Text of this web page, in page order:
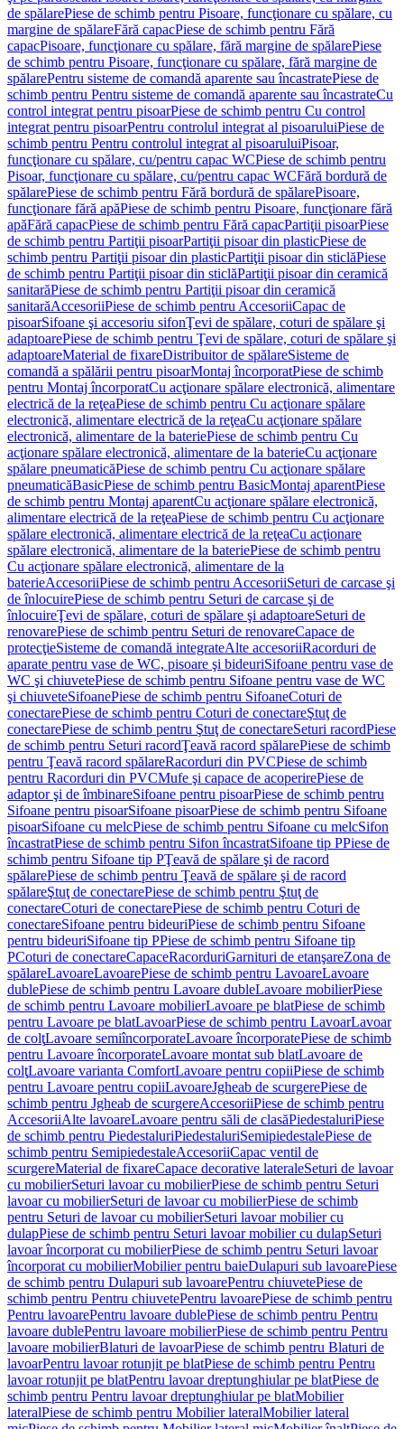
de spălarePiese de schimb pentru Pisoare, funcţionare cu spălare, cu
margine de spălareFără capacPiese de schimb pentru Fără
capacPisoare, funcţionare cu spălare, fără margine de spălarePiese
de schimb pentru Pisoare, funcţionare cu spălare, fără margine de
spălarePentru sisteme de comandă aparente sau încastratePiese de
schimb pentru Pentru sisteme de comandă aparente sau încastrateCu
control integrat pentru pisoarPiese de schimb pentru Cu control
integrat pentru pisoarPentru controlul integrat al pisoaruluiPiese de
schimb pentru Pentru controlul integrat al pisoaruluiPisoar,
funcţionare cu spălare, cu/pentru capac WCPiese de schimb pentru
Pisoar, funcţionare cu spălare, cu/pentru capac WCFără bordură de
spălarePiese de schimb pentru Fără bordură de spălarePisoare,
funcţionare fără apăPiese de schimb pentru Pisoare, funcţionare fără
apăFără capacPiese de schimb pentru Fără capacPartiţii pisoarPiese
de schimb pentru Partiţii pisoarPartiţii pisoar din plasticPiese de
schimb pentru Partiţii pisoar din plasticPartiţii pisoar din sticlăPiese
de schimb pentru Partiţii pisoar din sticlăPartiţii pisoar din ceramică
sanitarăPiese de schimb pentru Partiţii pisoar din ceramică
sanitarăAccesoriiPiese de schimb pentru AccesoriiCapac de
pisoarSifoane şi accesoriu sifonŢevi de spălare, coturi de spălare şi
adaptoarePiese de schimb pentru Ţevi de spălare, coturi de spălare şi
adaptoareMaterial de fixareDistribuitor de spălareSisteme de
comandă a spălării pentru pisoarMontaj încorporatPiese de schimb
pentru Montaj încorporatCu acţionare spălare electronică, alimentare
electrică de la reţeaPiese de schimb pentru Cu acţionare spălare
electronică, alimentare electrică de la reţeaCu acţionare spălare
electronică, alimentare de la bateriePiese de schimb pentru Cu
acţionare spălare electronică, alimentare de la baterieCu acţionare
spălare pneumaticăPiese de schimb pentru Cu acţionare spălare
pneumaticăBasicPiese de schimb pentru BasicMontaj aparentPiese
de schimb pentru Montaj aparentCu acţionare spălare electronică,
alimentare electrică de la reţeaPiese de schimb pentru Cu acţionare
spălare electronică, alimentare electrică de la reţeaCu acţionare
spălare electronică, alimentare de la bateriePiese de schimb pentru
Cu acţionare spălare electronică, alimentare de la
baterieAccesoriiPiese de schimb pentru AccesoriiSeturi de carcase şi
de înlocuirePiese de schimb pentru Seturi de carcase şi de
înlocuireŢevi de spălare, coturi de spălare şi adaptoareSeturi de
renovarePiese de schimb pentru Seturi de renovareCapace de
protecţieSisteme de comandă integrateAlte accesoriiRacorduri de
aparate pentru vase de WC, pisoare şi bideuriSifoane pentru vase de
WC şi chiuvetePiese de schimb pentru Sifoane pentru vase de WC
şi chiuveteSifoanePiese de schimb pentru SifoaneCoturi de
conectarePiese de schimb pentru Coturi de conectareŞtuţ de
conectarePiese de schimb pentru Ştuţ de conectareSeturi racordPiese
de schimb pentru Seturi racordŢeavă racord spălarePiese de schimb
pentru Ţeavă racord spălareRacorduri din PVCPiese de schimb
pentru Racorduri din PVCMufe şi capace de acoperirePiese de
adaptor şi de îmbinareSifoane pentru pisoarPiese de schimb pentru
Sifoane pentru pisoarSifoane pisoarPiese de schimb pentru Sifoane
pisoarSifoane cu melcPiese de schimb pentru Sifoane cu melcSifon
încastratPiese de schimb pentru Sifon încastratSifoane tip PPiese de
schimb pentru Sifoane tip PŢeavă de spălare şi de racord
spălarePiese de schimb pentru Ţeavă de spălare şi de racord
spălareŞtuţ de conectarePiese de schimb pentru Ştuţ de
conectareCoturi de conectarePiese de schimb pentru Coturi de
conectareSifoane pentru bideuriPiese de schimb pentru Sifoane
pentru bideuriSifoane tip PPiese de schimb pentru Sifoane tip
PCoturi de conectareCapaceRacorduriGarnituri de etanşareZona de
spălareLavoareLavoarePiese de schimb pentru LavoareLavoare
dublePiese de schimb pentru Lavoare dubleLavoare mobilierPiese
de schimb pentru Lavoare mobilierLavoare pe blatPiese de schimb
pentru Lavoare pe blatLavoarPiese de schimb pentru LavoarLavoar
de colţLavoare semiîncorporateLavoare încorporatePiese de schimb
pentru Lavoare încorporateLavoare montat sub blatLavoare de
colţLavoare varianta ComfortLavoare pentru copiiPiese de schimb
pentru Lavoare pentru copiiLavoareJgheab de scurgerePiese de
schimb pentru Jgheab de scurgereAccesoriiPiese de schimb pentru
AccesoriiAlte lavoareLavoare pentru săli de clasăPiedestaluriPiese
de schimb pentru PiedestaluriPiedestaluriSemipiedestalePiese de
schimb pentru SemipiedestaleAccesoriiCapac ventil de
scurgereMaterial de fixareCapace decorative lateraleSeturi de lavoar
cu mobilierSeturi lavoar cu mobilierPiese de schimb pentru Seturi
lavoar cu mobilierSeturi de lavoar cu mobilierPiese de schimb
pentru Seturi de lavoar cu mobilierSeturi lavoar mobilier cu
dulapPiese de schimb pentru Seturi lavoar mobilier cu dulapSeturi
lavoar încorporat cu mobilierPiese de schimb pentru Seturi lavoar
încorporat cu mobilierMobilier pentru baieDulapuri sub lavoarePiese
de schimb pentru Dulapuri sub lavoarePentru chiuvetePiese de
schimb pentru Pentru chiuvetePentru lavoarePiese de schimb pentru
Pentru lavoarePentru lavoare dublePiese de schimb pentru Pentru
lavoare dublePentru lavoare mobilierPiese de schimb pentru Pentru
lavoare mobilierBlaturi de lavoarPiese de schimb pentru Blaturi de
lavoarPentru lavoar rotunjit pe blatPiese de schimb pentru Pentru
lavoar rotunjit pe blatPentru lavoar dreptunghiular pe blatPiese de
schimb pentru Pentru lavoar dreptunghiular pe blatMobilier
lateralPiese de schimb pentru Mobilier lateralMobilier lateral